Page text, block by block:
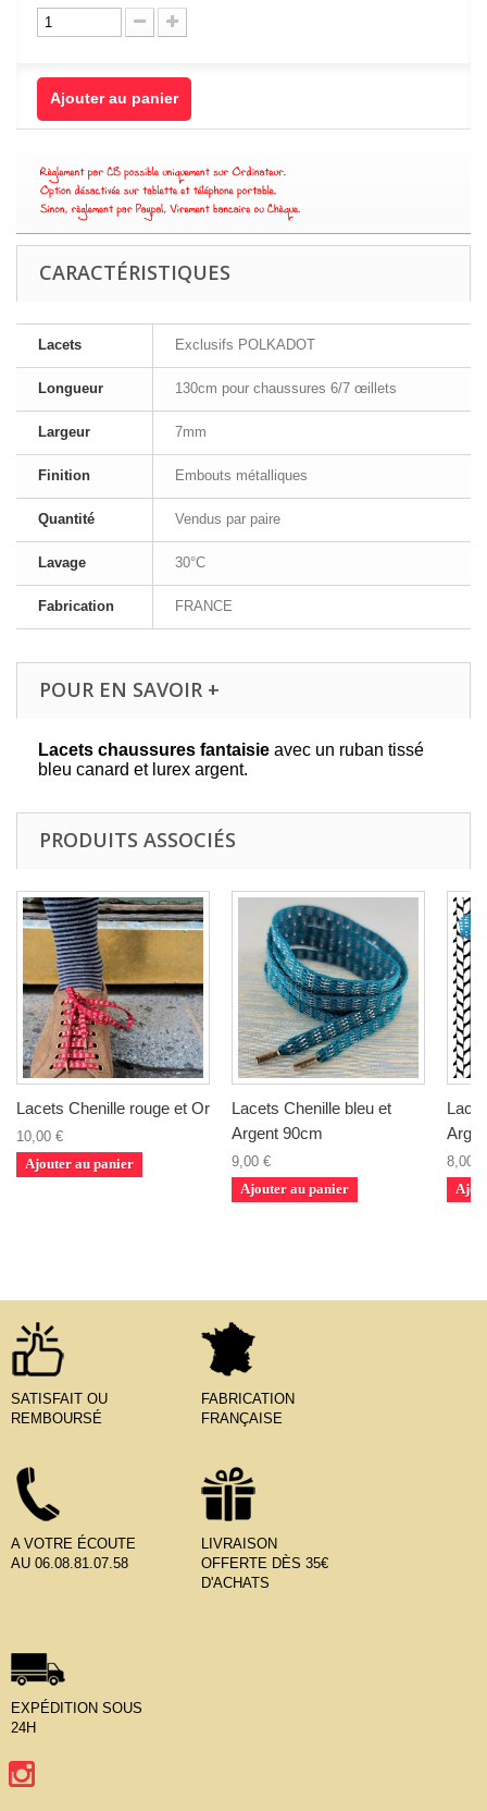
Ajouter au panier
CARACTÉRISTIQUES
Lacets Exclusifs POLKADOT
Longueur 130cm pour chaussures 6/7 œillets
Largeur 7mm
Finition Embouts métalliques
Quantité Vendus par paire
Lavage 30°C
Fabrication FRANCE
POUR EN SAVOIR +
Lacets chaussures fantaisie avec un ruban tissé
bleu canard et lurex argent.
PRODUITS ASSOCIÉS
Lacets Chenille rouge et Or
10,00 €
Ajouter au panier
Lacets Chenille bleu et
Argent 90cm
9,00 €
Ajouter au panier
8,00 €
SATISFAIT OU
REMBOURSÉ
FABRICATION
FRANÇAISE
A VOTRE ÉCOUTE
AU 06.08.81.07.58
LIVRAISON
OFFERTE DÈS 35€
D'ACHATS
EXPÉDITION SOUS
24H